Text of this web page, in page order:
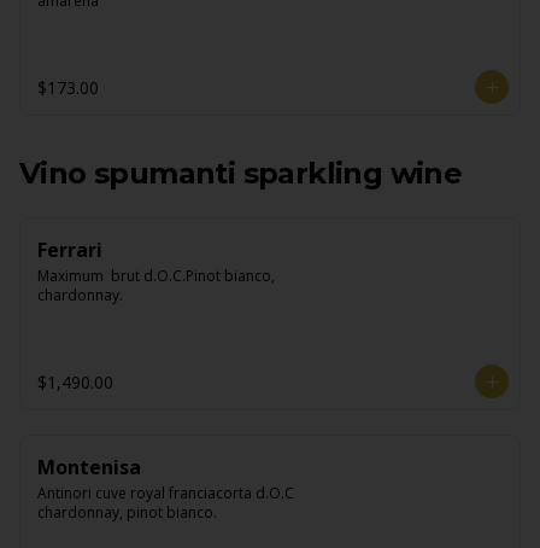
$173.00
Vino spumanti sparkling wine
Ferrari
Maximum  brut d.O.C.Pinot bianco,
chardonnay.
$1,490.00
Montenisa
Antinori cuve royal franciacorta d.O.C
chardonnay, pinot bianco.